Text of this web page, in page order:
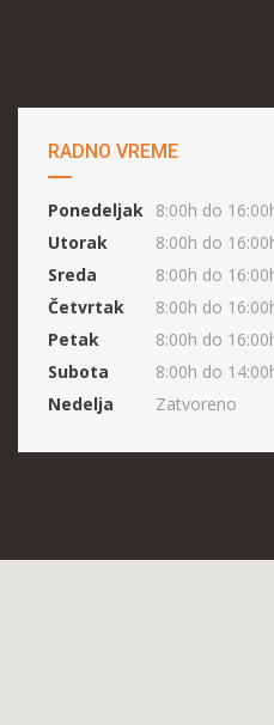
RADNO VREME
Ponedeljak 8:00h do
Utorak
8:00h do
Sreda
8:00h do
Četvrtak
8:00h do
Petak
8:00h do
Subota
8:00h do
Nedelja
Zatvoreno